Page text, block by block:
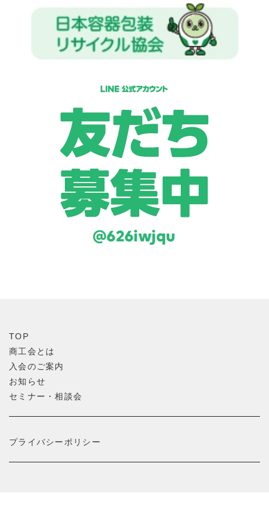
TOP
商工会とは
入会のご案内
お知らせ
セミナー・相談会
プライバシーポリシー